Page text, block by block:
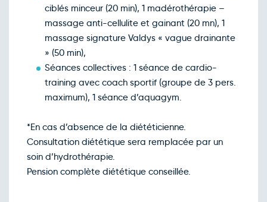
ciblés minceur (20 min), 1 madérothérapie –
massage anti-cellulite et gainant (20 mn), 1
massage signature Valdys « vague drainante
» (50 min),
Séances collectives : 1 séance de cardio-
training avec coach sportif (groupe de 3 pers.
maximum), 1 séance d’aquagym.
*En cas d’absence de la diététicienne.
Consultation diététique sera remplacée par un
soin d’hydrothérapie.
Pension complète diététique conseillée.